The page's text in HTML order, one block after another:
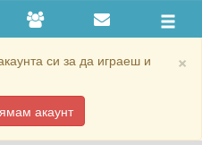
×
си за да играеш и
акаунт